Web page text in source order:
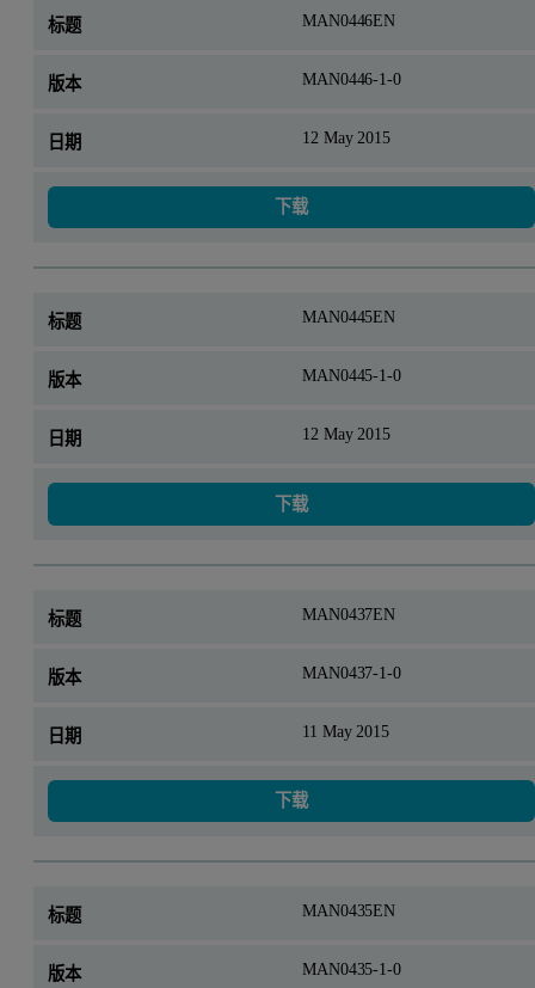
MAN0446EN
MAN0446-1-0
12 May 2015
下载
MAN0445EN
MAN0445-1-0
12 May 2015
下载
MAN0437EN
MAN0437-1-0
11 May 2015
下载
MAN0435EN
MAN0435-1-0